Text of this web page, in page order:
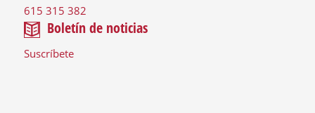
615 315 382
Boletín de noticias
Suscríbete